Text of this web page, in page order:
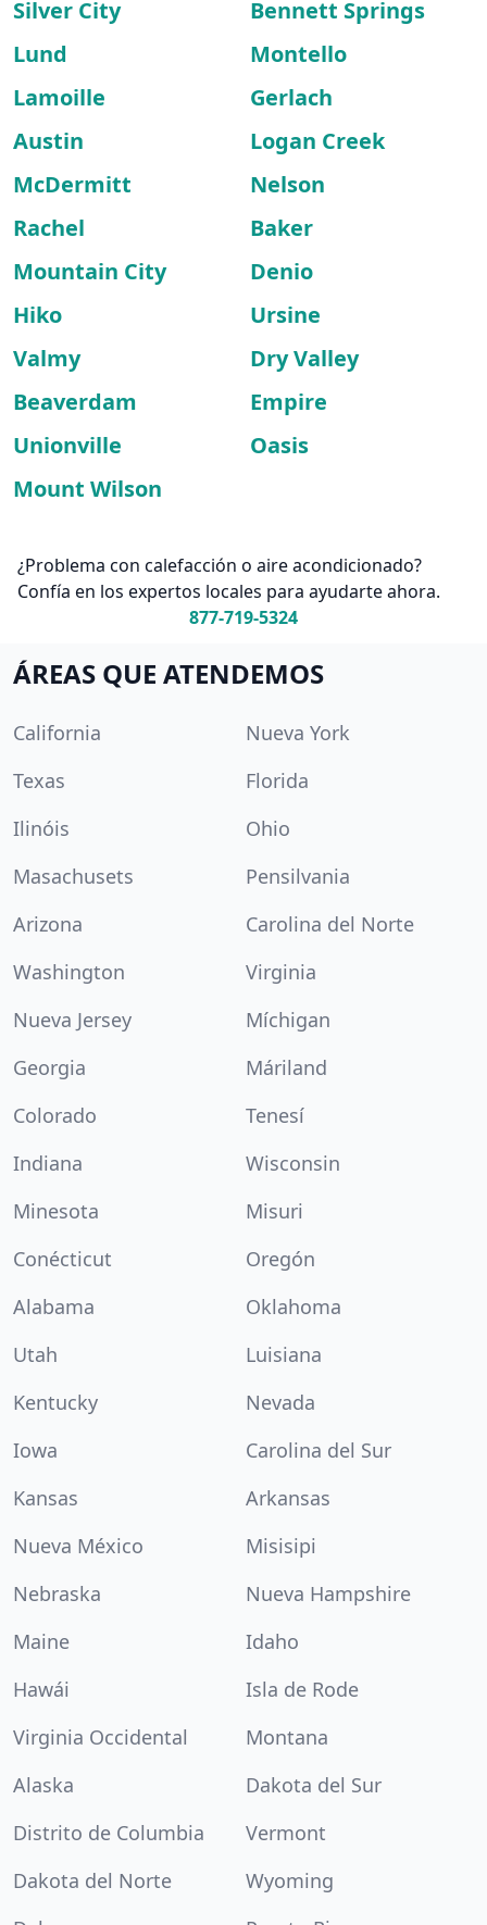
Silver City
Bennett Springs
Lund
Montello
Lamoille
Gerlach
Austin
Logan Creek
McDermitt
Nelson
Rachel
Baker
Mountain City
Denio
Hiko
Ursine
Valmy
Dry Valley
Beaverdam
Empire
Unionville
Oasis
Mount Wilson
¿Problema con calefacción o aire acondicionado?
Confía en los expertos locales para ayudarte ahora.
877-719-5324
ÁREAS QUE ATENDEMOS
California
Nueva York
Texas
Florida
Ilinóis
Ohio
Masachusets
Pensilvania
Arizona
Carolina del Norte
Washington
Virginia
Nueva Jersey
Míchigan
Georgia
Máriland
Colorado
Tenesí
Indiana
Wisconsin
Minesota
Misuri
Conécticut
Oregón
Alabama
Oklahoma
Utah
Luisiana
Kentucky
Nevada
Iowa
Carolina del Sur
Kansas
Arkansas
Nueva México
Misisipi
Nebraska
Nueva Hampshire
Maine
Idaho
Hawái
Isla de Rode
Virginia Occidental
Montana
Alaska
Dakota del Sur
Distrito de Columbia
Vermont
Dakota del Norte
Wyoming